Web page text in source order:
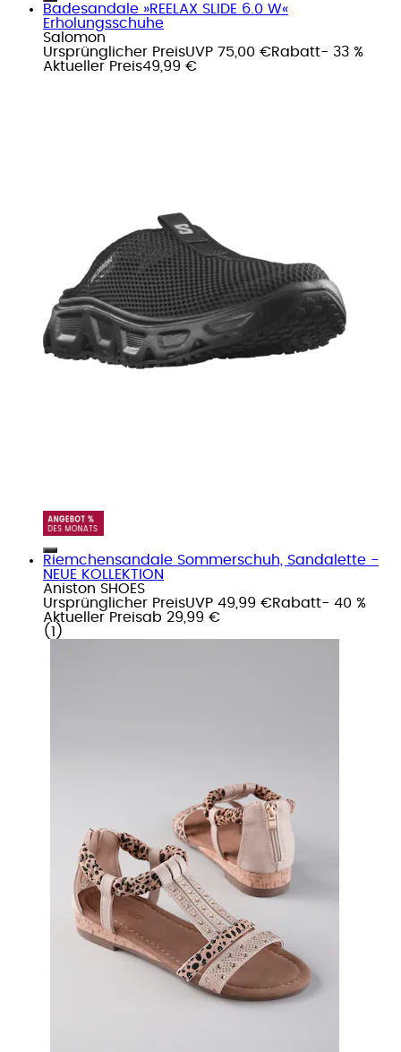
Badesandale »REELAX SLIDE 6.0 W«
Erholungsschuhe
Salomon
Ursprünglicher PreisUVP 75,00 €Rabatt- 33 %
Aktueller Preis49,99 €
Riemchensandale Sommerschuh, Sandalette -
NEUE KOLLEKTION
Aniston SHOES
Ursprünglicher PreisUVP 49,99 €Rabatt- 40 %
Aktueller Preisab 29,99 €
( 1 )